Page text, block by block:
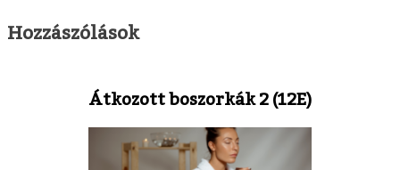
Hozzászólások
Átkozott boszorkák 2 (12E)